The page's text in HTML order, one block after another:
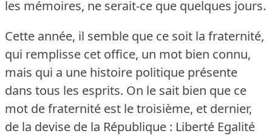
les mémoires, ne serait-ce que quelques jours.
Cette année, il semble que ce soit la fraternité,
qui remplisse cet office, un mot bien connu,
mais qui a une histoire politique présente
dans tous les esprits. On le sait bien que ce
mot de fraternité est le troisième, et dernier,
de la devise de la République : Liberté Egalité